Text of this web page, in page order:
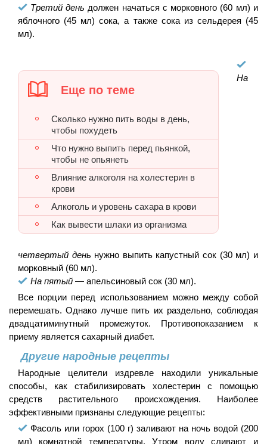
Третий день должен начаться с морковного (60 мл) и
яблочного (45 мл) сока, а также сока из сельдерея (45
мл).
Еще по теме
Сколько нужно пить воды в день,
чтобы похудеть
Что нужно выпить перед пьянкой,
чтобы не опьянеть
Влияние алкоголя на холестерин в
крови
Алкоголь и уровень сахара в крови
Как вывести шлаки из организма
На
четвертый день нужно выпить капустный сок (30 мл) и
морковный (60 мл).
На пятый — апельсиновый сок (30 мл).
Все порции перед использованием можно между собой
перемешать. Однако лучше пить их раздельно, соблюдая
двадцатиминутный промежуток. Противопоказанием к
приему является сахарный диабет.
Другие народные рецепты
Народные целители издревле находили уникальные
способы, как стабилизировать холестерин с помощью
средств растительного происхождения. Наиболее
эффективными признаны следующие рецепты:
Фасоль или горох (100 г) заливают на ночь водой (200
мл) комнатной температуры. Утром воду сливают и